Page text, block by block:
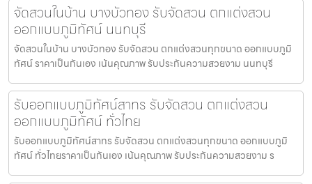
จัดสวนในบ้าน บางบัวทอง รับจัดสวน ตกแต่งสวน
ออกแบบภูมิทัศน์ นนทบุรี
จัดสวนในบ้าน บางบัวทอง รับจัดสวน ตกแต่งสวนทุกขนาด ออกแบบภูมิ
ทัศน์ ราคาเป็นกันเอง เน้นคุณภาพ รับประกันความสวยงาม นนทบุรี
รับออกแบบภูมิทัศน์สาทร รับจัดสวน ตกแต่งสวน
ออกแบบภูมิทัศน์ ทั่วไทย
รับออกแบบภูมิทัศน์สาทร รับจัดสวน ตกแต่งสวนทุกขนาด ออกแบบภูมิ
ทัศน์ ทั่วไทยราคาเป็นกันเอง เน้นคุณภาพ รับประกันความสวยงาม ร